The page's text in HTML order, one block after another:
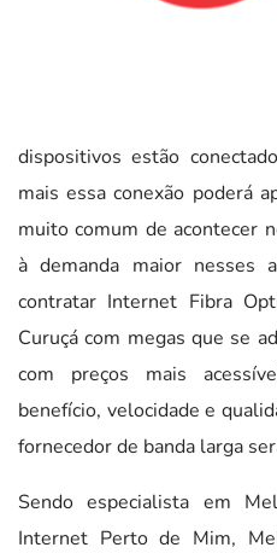
dispositivos estão
mais essa conexão poderá
muito comum de acontecer
à demanda maior nesses
contratar Internet Fibra
Curuçá com megas que se
com preços mais
benefício, velocidade e
fornecedor de banda larga
Sendo especialista em
Internet Perto de Mim,